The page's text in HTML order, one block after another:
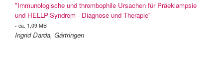
"Immunologische und thrombophile Ursachen für Präeklampsie
und HELLP-Syndrom - Diagnose und Therapie"
- ca. 1,09 MB
Ingrid Darda, Gärtringen